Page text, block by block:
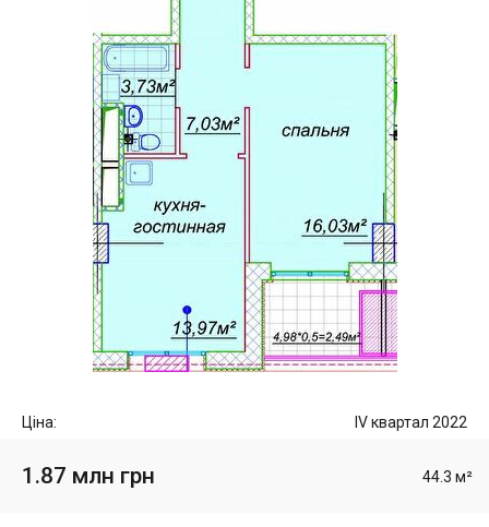
Ціна: IV квартал 2022
1.87 млн грн 44.3 м²